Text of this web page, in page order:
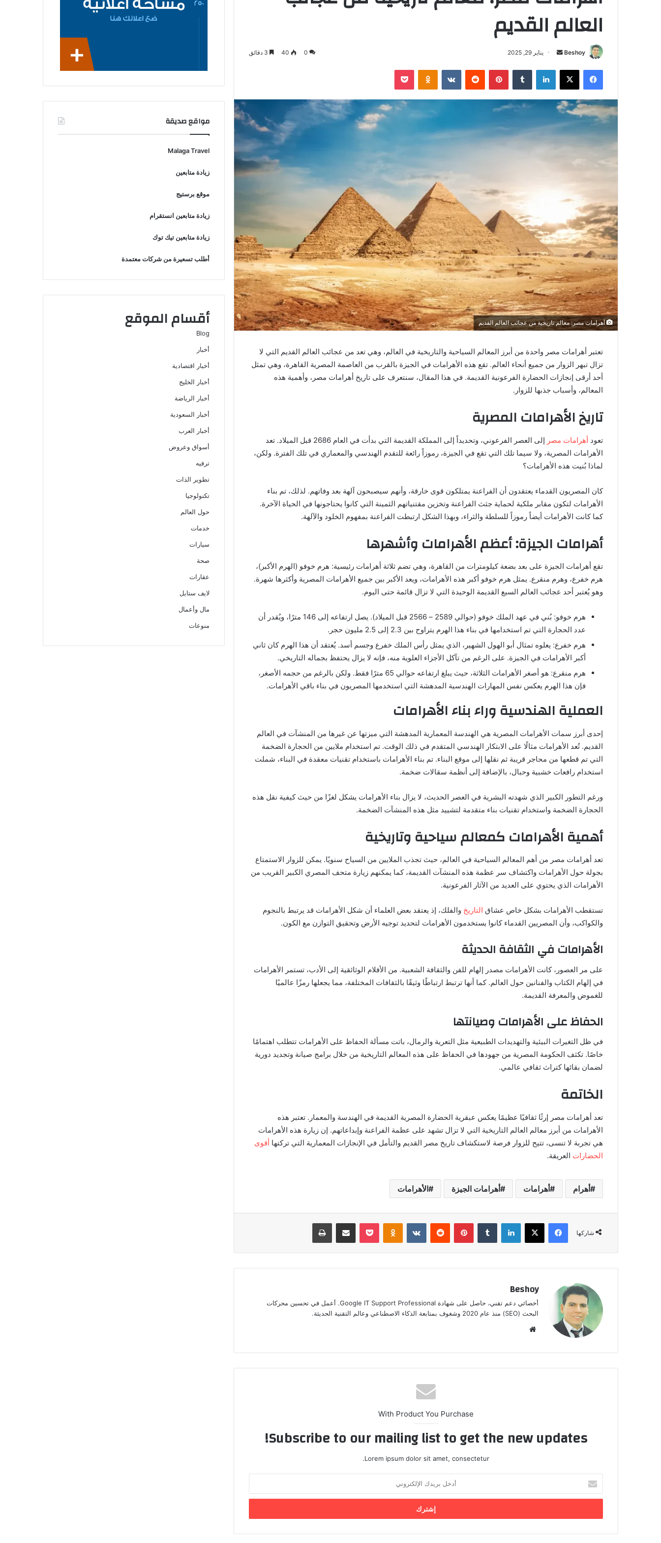
العالم القديم
Beshoy
ل
ب
ي
د
ن
ي
ا
يناير 29, 2025 0
40
فيسبوك لينكدإن بينتيريست
أهرامات مصر: معالم تاريخية من عجائب العالم القديم
تعتبر أهرامات مصر واحدة من أبرز المعالم السياحية والتاريخية في العالم، وهي تعد من عجائب العالم القديم التي لا
تزال تبهر الزوار من جميع أنحاء العالم. تقع هذه الأهرامات في الجيزة بالقرب من العاصمة المصرية القاهرة، وهي تمثل
أحد أرقى إنجازات الحضارة الفرعونية القديمة. في هذا المقال، سنتعرف على تاريخ أهرامات مصر، وأهمية هذه
المعالم، وأسباب جذبها للزوار.
تاريخ الأهرامات المصرية
تعود أهرامات مصر
إلى العصر الفرعوني، وتحديداً إلى المملكة القديمة التي بدأت في العام 2686 قبل الميلاد. تعد
الأهرامات المصرية، ولا سيما تلك التي تقع في الجيزة، رموزاً رائعة للتقدم الهندسي والمعماري في تلك الفترة. ولكن،
لماذا بُنيت هذه الأهرامات؟
كان المصريون القدماء يعتقدون أن الفراعنة يمتلكون قوى خارقة، وأنهم سيصبحون آلهة بعد وفاتهم. لذلك، تم بناء
الأهرامات لتكون مقابر ملكية لحماية جثث الفراعنة وتخزين مقتنياتهم الثمينة التي كانوا يحتاجونها في الحياة الآخرة.
كما كانت الأهرامات أيضاً رموزاً للسلطة والثراء، وبهذا الشكل ارتبطت الفراعنة بمفهوم الخلود والآلهة.
أهرامات الجيزة: أعظم الأهرامات وأشهرها
تقع أهرامات الجيزة على بعد بضعة كيلومترات من القاهرة، وهي تضم ثلاثة أهرامات رئيسية: هرم خوفو (الهرم الأكبر)،
هرم خفرع، وهرم منقرع. يمثل هرم خوفو أكبر هذه الأهرامات، ويعد الأكبر بين جميع الأهرامات المصرية وأكثرها شهرة.
وهو يُعتبر أحد عجائب العالم السبع القديمة الوحيدة التي لا تزال قائمة حتى اليوم.
هرم خوفو: بُني في عهد الملك خوفو (حوالي 2589 – 2566 قبل الميلاد). يصل ارتفاعه إلى 146 مترًا، ويُقدر أن
عدد الحجارة التي تم استخدامها في بناء هذا الهرم يتراوح بين 2.3 إلى 2.5 مليون حجر.
هرم خفرع: يعلوه تمثال أبو الهول الشهير، الذي يمثل رأس الملك خفرع وجسم أسد. يُعتقد أن هذا الهرم كان ثاني
أكبر الأهرامات في الجيزة. على الرغم من تآكل الأجزاء العلوية منه، فإنه لا يزال يحتفظ بجماله التاريخي.
هرم منقرع: هو أصغر الأهرامات الثلاثة، حيث يبلغ ارتفاعه حوالي 65 مترًا فقط. ولكن بالرغم من حجمه الأصغر،
فإن هذا الهرم يعكس نفس المهارات الهندسية المدهشة التي استخدمها المصريون في بناء باقي الأهرامات.
العملية الهندسية وراء بناء الأهرامات
إحدى أبرز سمات الأهرامات المصرية هي الهندسة المعمارية المدهشة التي ميزتها عن غيرها من المنشآت في العالم
القديم. تُعد الأهرامات مثالًا على الابتكار الهندسي المتقدم في ذلك الوقت. تم استخدام ملايين من الحجارة الضخمة
التي تم قطعها من محاجر قريبة ثم نقلها إلى موقع البناء. تم بناء الأهرامات باستخدام تقنيات معقدة في البناء، شملت
استخدام رافعات خشبية وحبال، بالإضافة إلى أنظمة سقالات ضخمة.
ورغم التطور الكبير الذي شهدته البشرية في العصر الحديث، لا يزال بناء الأهرامات يشكل لغزًا من حيث كيفية نقل هذه
الحجارة الضخمة واستخدام تقنيات بناء متقدمة لتشييد مثل هذه المنشآت الضخمة.
أهمية الأهرامات كمعالم سياحية وتاريخية
تعد أهرامات مصر من أهم المعالم السياحية في العالم، حيث تجذب الملايين من السياح سنويًا. يمكن للزوار الاستمتاع
بجولة حول الأهرامات واكتشاف سر عظمة هذه المنشآت القديمة، كما يمكنهم زيارة متحف المصري الكبير القريب من
الأهرامات الذي يحتوي على العديد من الآثار الفرعونية.
تستقطب الأهرامات بشكل خاص عشاق التاريخ والفلك، إذ يعتقد بعض العلماء أن شكل الأهرامات قد يرتبط بالنجوم
والكواكب، وأن المصريين القدماء كانوا يستخدمون الأهرامات لتحديد توجيه الأرض وتحقيق التوازن مع الكون.
الأهرامات في الثقافة الحديثة
على مر العصور، كانت الأهرامات مصدر إلهام للفن والثقافة الشعبية. من الأفلام الوثائقية إلى الأدب، تستمر الأهرامات
في إلهام الكتاب والفنانين حول العالم. كما أنها ترتبط ارتباطًا وثيقًا بالثقافات المختلفة، مما يجعلها رمزًا عالميًا
للغموض والمعرفة القديمة.
الحفاظ على الأهرامات وصيانتها
في ظل التغيرات البيئية والتهديدات الطبيعية مثل التعرية والرمال، باتت مسألة الحفاظ على الأهرامات تتطلب اهتمامًا
خاصًا. تكثف الحكومة المصرية من جهودها في الحفاظ على هذه المعالم التاريخية من خلال برامج صيانة وتجديد دورية
لضمان بقائها كتراث ثقافي عالمي.
الخاتمة
تعد أهرامات مصر إرثًا ثقافيًا عظيمًا يعكس عبقرية الحضارة المصرية القديمة في الهندسة والمعمار. تعتبر هذه
الأهرامات من أبرز معالم العالم التاريخية التي لا تزال تشهد على عظمة الفراعنة وإبداعاتهم. إن زيارة هذه الأهرامات
هي تجربة لا تنسى، تتيح للزوار فرصة لاستكشاف تاريخ مصر القديم والتأمل في الإنجازات المعمارية التي تركتها أقوى
الحضارات العريقة.
أهرام أهرامات أهرامات الجيزة الأهرامات
شاركها
فيسبوك لينكدإن بينتيريست
Beshoy
أخصائي دعم تقني، حاصل على شهادة Google IT Support Professional. أعمل في تحسين محركات
البحث (SEO) منذ عام 2020 وشغوف بمتابعة الذكاء الاصطناعي وعالم التقنية الحديثة.
الوي
With Product You Purchase
Subscribe to our mailing list to get the new updates!
Lorem ipsum dolor sit amet, consectetur.
خ
ب
مواقع صديقة
Malaga Travel
زيادة متابعين
موقع برستيج
زيادة متابعين انستقرام
زيادة متابعين تيك توك
أطلب تسعيرة من شركات معتمدة
أقسام الموقع
Blog
أخبار
أخبار اقتصادية
أخبار الخليج
أخبار الرياضة
أخبار السعودية
أخبار العرب
أسواق وعروض
ترفيه
تطوير الذات
تكنولوجيا
حول العالم
خدمات
سيارات
صحة
عقارات
لايف ستايل
مال وأعمال
منوعات